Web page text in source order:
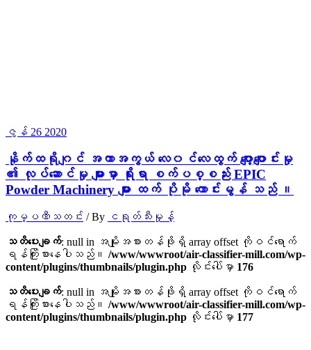
ဇွန် 26 2020
နိုက်ထရိုဂျင် အကာအကွယ် လေ၀င်လေထွက် ပျော့ပျောင်းမှု
၏ လုပ်ဆောင်မှု များမှာ ရိုးရာ စက်ပစ္စည်း EPIC
Powder Machinery များ ထက် ပိုမို ကောင်းမွန် သည် ။
ကုမ္ပဏီသတင်း / By ငရုတ်သီးမှုန့်
သတိပေးချက်: null in အမျိုးအစားတန်ဖိုးရှိ array offset ကိုဝင်ရောက်
ရန်ကြိုးစားနေပါသည်။ /www/wwwroot/air-classifier-mill.com/wp-
content/plugins/thumbnails/plugin.php လိုင်းပေါ်မှာ 176
သတိပေးချက်: null in အမျိုးအစားတန်ဖိုးရှိ array offset ကိုဝင်ရောက်
ရန်ကြိုးစားနေပါသည်။ /www/wwwroot/air-classifier-mill.com/wp-
content/plugins/thumbnails/plugin.php လိုင်းပေါ်မှာ 177